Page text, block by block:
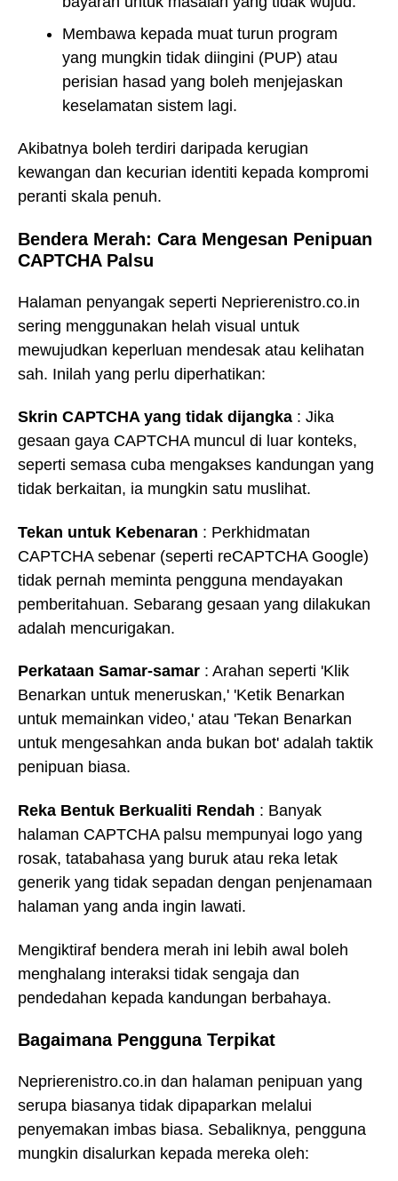
Membawa kepada muat turun program
yang mungkin tidak diingini (PUP) atau
perisian hasad yang boleh menjejaskan
keselamatan sistem lagi.
Akibatnya boleh terdiri daripada kerugian
kewangan dan kecurian identiti kepada kompromi
peranti skala penuh.
Bendera Merah: Cara Mengesan Penipuan
CAPTCHA Palsu
Halaman penyangak seperti Neprierenistro.co.in
sering menggunakan helah visual untuk
mewujudkan keperluan mendesak atau kelihatan
sah. Inilah yang perlu diperhatikan:
Skrin CAPTCHA yang tidak dijangka : Jika
gesaan gaya CAPTCHA muncul di luar konteks,
seperti semasa cuba mengakses kandungan yang
tidak berkaitan, ia mungkin satu muslihat.
Tekan untuk Kebenaran : Perkhidmatan
CAPTCHA sebenar (seperti reCAPTCHA Google)
tidak pernah meminta pengguna mendayakan
pemberitahuan. Sebarang gesaan yang dilakukan
adalah mencurigakan.
Perkataan Samar-samar : Arahan seperti 'Klik
Benarkan untuk meneruskan,' 'Ketik Benarkan
untuk memainkan video,' atau 'Tekan Benarkan
untuk mengesahkan anda bukan bot' adalah taktik
penipuan biasa.
Reka Bentuk Berkualiti Rendah : Banyak
halaman CAPTCHA palsu mempunyai logo yang
rosak, tatabahasa yang buruk atau reka letak
generik yang tidak sepadan dengan penjenamaan
halaman yang anda ingin lawati.
Mengiktiraf bendera merah ini lebih awal boleh
menghalang interaksi tidak sengaja dan
pendedahan kepada kandungan berbahaya.
Bagaimana Pengguna Terpikat
Neprierenistro.co.in dan halaman penipuan yang
serupa biasanya tidak dipaparkan melalui
penyemakan imbas biasa. Sebaliknya, pengguna
mungkin disalurkan kepada mereka oleh: